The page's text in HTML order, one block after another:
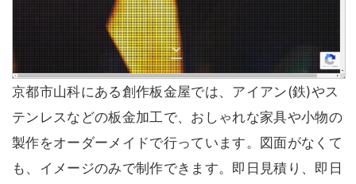
京都市山科にある創作板金屋では、アイアン(鉄)やス
テンレスなどの板金加工で、おしゃれな家具や小物の
製作をオーダーメイドで行っています。図面がなくて
も、イメージのみで制作できます。即日見積り、即日